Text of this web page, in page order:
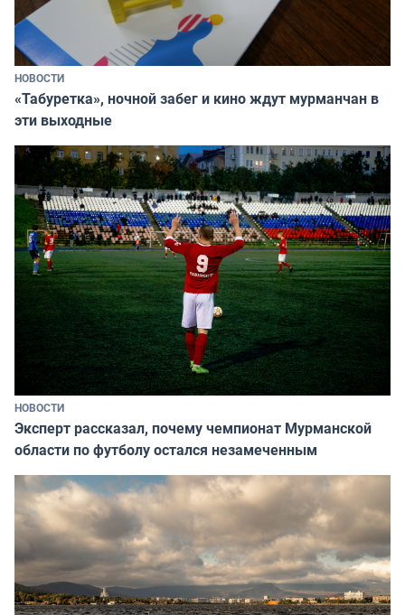
НОВОСТИ
«Табуретка», ночной забег и кино ждут мурманчан в
эти выходные
НОВОСТИ
Эксперт рассказал, почему чемпионат Мурманской
области по футболу остался незамеченным